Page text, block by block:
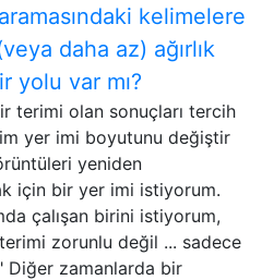
kelimelere
daha az) ağırlık
yolu var mı?
terimi olan sonuçları tercih
yer imi boyutunu değiştir
yeniden
için bir yer imi istiyorum.
çalışan birini istiyorum,
zorunlu değil ... sadece
Diğer zamanlarda bir